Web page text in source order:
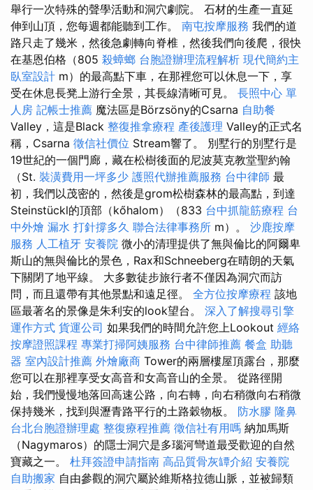
舉行一次特殊的聲學活動和洞穴劇院。 石材的生產一直延
伸到山頂，您每週都能聽到工作。 南屯按摩服務 我們的道
路只走了幾米，然後急劇轉向脊椎，然後我們向後爬，很快
在基恩伯格（805 殺蟑螂 台胞證辦理流程解析 現代簡約主
臥室設計 m）的最高點下車，在那裡您可以休息一下，享
受在休息長凳上游行全景，其長線清晰可見。 長照中心 單
人房 記帳士推薦 魔法區是Börzsöny的Csarna 自助餐
Valley，這是Black 整復推拿療程 產後護理 Valley的正式名
稱，Csarna 徵信社價位 Stream響了。 別墅行的別墅行是
19世紀的一個門廊，藏在松樹後面的尼波莫克教堂聖約翰
（St. 裝潢費用一坪多少 護照代辦推薦服務 台中律師 最
初，我們以茂密的，然後是grom松樹森林的最高點，到達
Steinstückl的頂部（kőhalom）（833 台中抓龍筋療程 台
中外燴 漏水 打針撐多久 聯合法律事務所 m）。 沙鹿按摩
服務 人工植牙 安養院 微小的清理提供了無與倫比的阿爾卑
斯山的無與倫比的景色，Rax和Schneeberg在晴朗的天氣
下關閉了地平線。 大多數徒步旅行者不僅因為洞穴而訪
問，而且還帶有其他景點和遠足徑。 全方位按摩療程 該地
區最著名的景像是朱利安的look望台。 深入了解搜尋引擎
運作方式 貨運公司 如果我們的時間允許您上Lookout 經絡
按摩證照課程 專業打掃阿姨服務 台中律師推薦 餐盒 助聽
器 室內設計推薦 外燴廠商 Tower的兩層樓屋頂露台，那麼
您可以在那裡享受女高音和女高音山的全景。 從路徑開
始，我們慢慢地落回高速公路，向右轉，向右稍微向右稍微
保持幾米，找到與瀝青路平行的土路穀物板。 防水膠 隆鼻
台北台胞證辦理處 整復療程推薦 徵信社有用嗎 納加馬斯
（Nagymaros）的隱士洞穴是多瑙河彎道最受歡迎的自然
寶藏之一。 杜拜簽證申請指南 高品質骨灰罈介紹 安養院
自助搬家 自由參觀的洞穴屬於維斯格拉德山脈，並被歸類